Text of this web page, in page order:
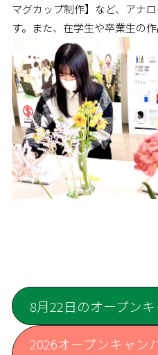
マグカップ制作】など、アナ
す。また、在学生や卒業生の
8月22日のオープン
2026オープンキャン